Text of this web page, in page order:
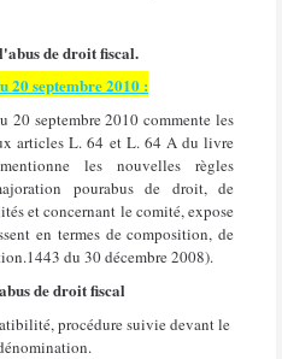
de droit fiscal.
20 septembre 2010 :
20 septembre 2010 commente les
articles L. 64 et L. 64 A du livre
les nouvelles règles
pourabus de droit, de
et concernant le comité, expose
en termes de composition, de
du 30 décembre 2008).
de droit fiscal
procédure suivie devant le